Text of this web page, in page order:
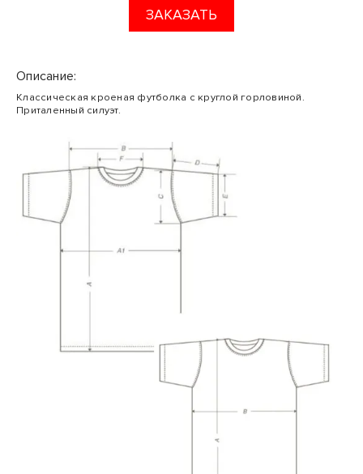
ЗАКАЗАТЬ
Описание:
Классическая кроеная футболка с круглой горловиной.
Приталенный силуэт.